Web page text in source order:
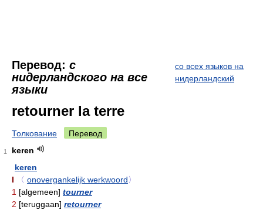
Перевод: с
нидерландского на все
языки
со всех языков на
нидерландский
retourner la terre
Толкование Перевод
1
keren
keren
I
〈 onovergankelijk werkwoord〉
1 [algemeen] tourner
2 [teruggaan] retourner